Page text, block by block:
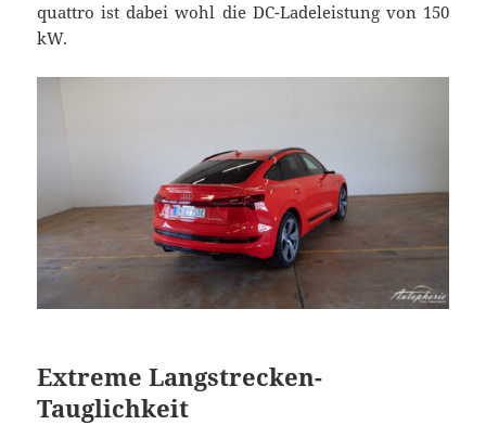
quattro ist dabei wohl die DC-Ladeleistung von 150
kW.
Extreme Langstrecken-
Tauglichkeit